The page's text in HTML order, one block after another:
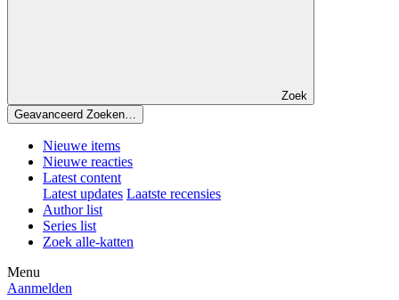
Zoek
Geavanceerd Zoeken…
Nieuwe items
Nieuwe reacties
Latest content
Latest updates Laatste recensies
Author list
Series list
Zoek alle-katten
Menu
Aanmelden